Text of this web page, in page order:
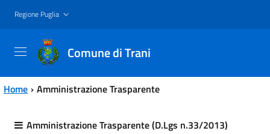
Vai al contenuto principale
Vai al menu principale
Regione Puglia
Comune di Trani
Home Amministrazione Trasparente
Amministrazione Trasparente (D.Lgs n.33/2013)